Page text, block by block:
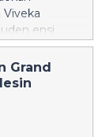
ensi
ja juhlisti
tämä
voittaminen
tulee
Grand